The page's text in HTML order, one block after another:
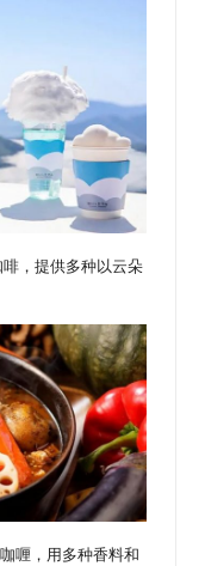
，提供多种以云朵
喱，用多种香料和